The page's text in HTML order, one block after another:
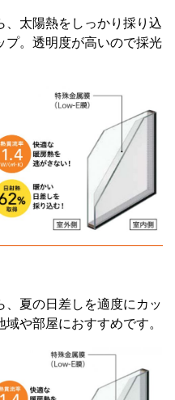
、太陽熱をしっかり採り込
プ。透明度が高いので採光
夏の日差しを適度にカッ
や部屋におすすめです。